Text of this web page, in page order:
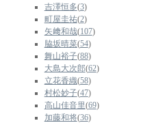
吉澤恒多(3)
町屋圭祐(2)
矢﨑和哉(107)
脇坂晴菜(54)
舞山裕子(88)
大島大次郎(62)
立花香織(58)
村松妙子(47)
高山佳音里(69)
加藤和将(36)